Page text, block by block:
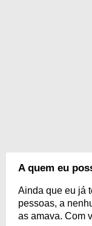
A quem eu
Ainda que eu já
pessoas, a
as amava. Com